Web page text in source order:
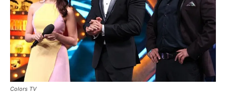
Colors TV